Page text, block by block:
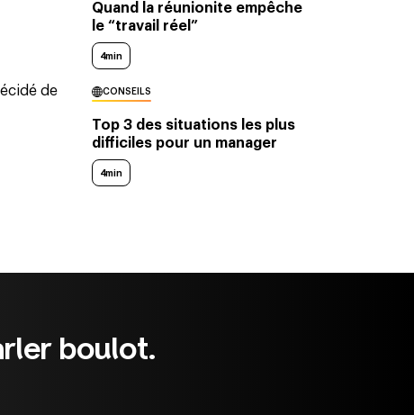
de
Quand la réunionite empêche
le “travail réel”
4min
CONSEILS
Top 3 des situations les plus
difficiles pour un manager
4min
boulot.